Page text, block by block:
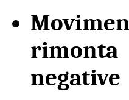
negative